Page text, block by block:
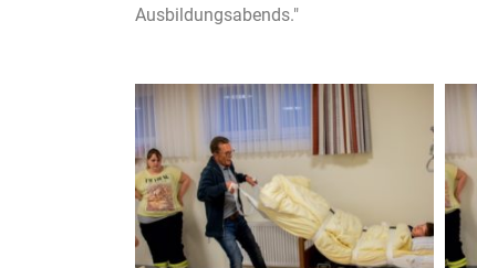
Ausbildungsabends."